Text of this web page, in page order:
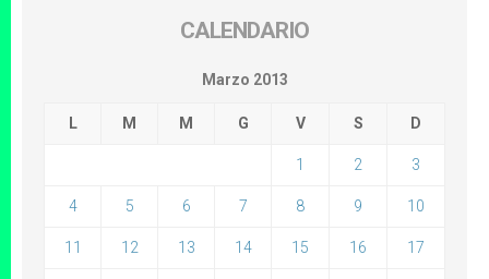
CALENDARIO
Marzo 2013
L M M G V S D
1 2 3
4 5 6 7 8 9 10
11 12 13 14 15 16 17